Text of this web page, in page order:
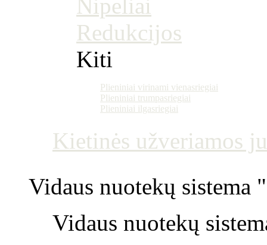
Nipeliai
Redukcijos
Kiti
Plieniniai virinami vienasriegiai
Plieniniai trumpasriegiai
Plieniniai ilgasriegiai
Kietinės
Vidaus nuotekų
Vidaus nuotekų